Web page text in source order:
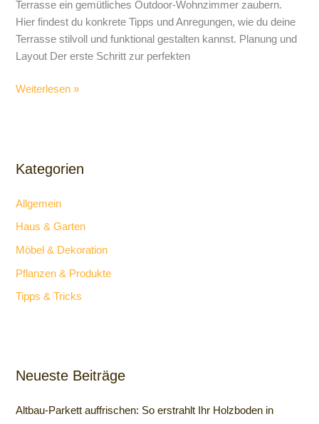
Terrasse ein gemütliches Outdoor-Wohnzimmer zaubern.
Hier findest du konkrete Tipps und Anregungen, wie du deine
Terrasse stilvoll und funktional gestalten kannst. Planung und
Layout Der erste Schritt zur perfekten
Weiterlesen »
Kategorien
Allgemein
Haus & Garten
Möbel & Dekoration
Pflanzen & Produkte
Tipps & Tricks
Neueste Beiträge
Altbau-Parkett auffrischen: So erstrahlt Ihr Holzboden in